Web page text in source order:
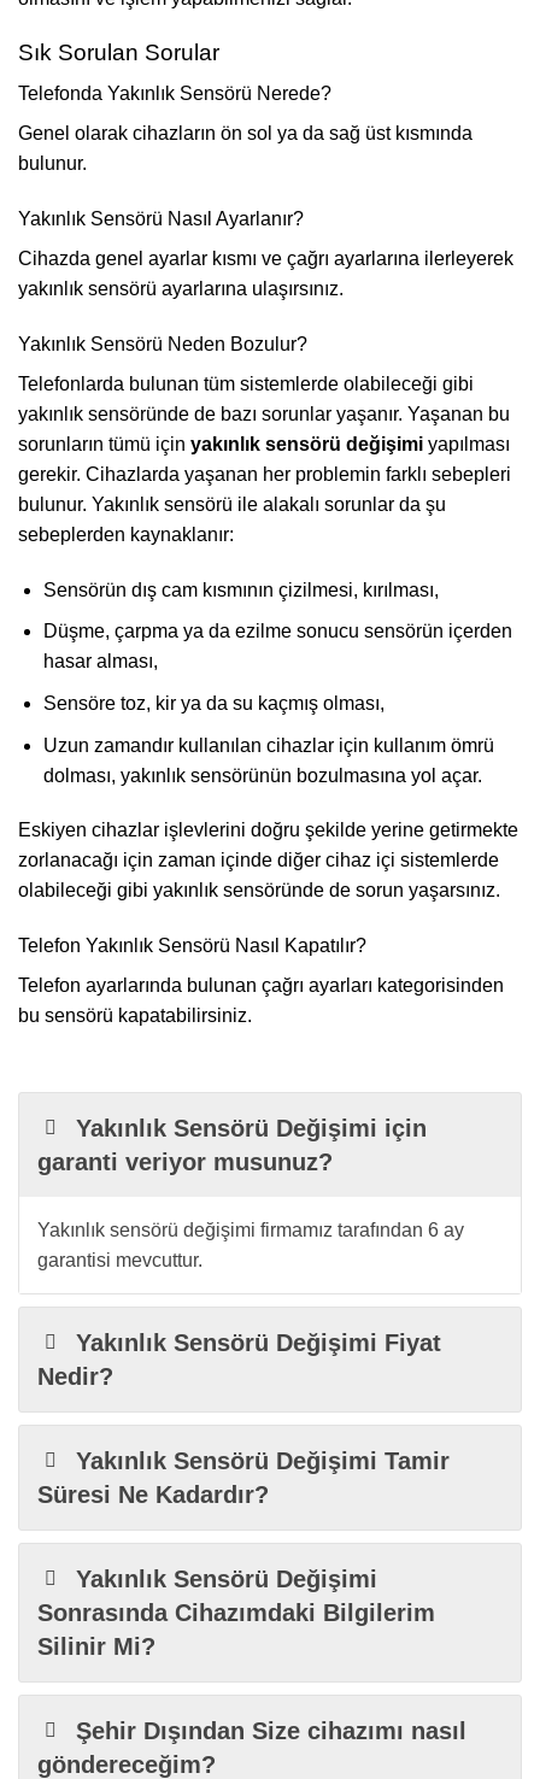
Sık Sorulan Sorular
Telefonda Yakınlık Sensörü Nerede?
Genel olarak cihazların ön sol ya da sağ üst kısmında
bulunur.
Yakınlık Sensörü Nasıl Ayarlanır?
Cihazda genel ayarlar kısmı ve çağrı ayarlarına ilerleyerek
yakınlık sensörü ayarlarına ulaşırsınız.
Yakınlık Sensörü Neden Bozulur?
Telefonlarda bulunan tüm sistemlerde olabileceği gibi
yakınlık sensöründe de bazı sorunlar yaşanır. Yaşanan bu
sorunların tümü için yakınlık sensörü değişimi yapılması
gerekir. Cihazlarda yaşanan her problemin farklı sebepleri
bulunur. Yakınlık sensörü ile alakalı sorunlar da şu
sebeplerden kaynaklanır:
Sensörün dış cam kısmının çizilmesi, kırılması,
Düşme, çarpma ya da ezilme sonucu sensörün içerden
hasar alması,
Sensöre toz, kir ya da su kaçmış olması,
Uzun zamandır kullanılan cihazlar için kullanım ömrü
dolması, yakınlık sensörünün bozulmasına yol açar.
Eskiyen cihazlar işlevlerini doğru şekilde yerine getirmekte
zorlanacağı için zaman içinde diğer cihaz içi sistemlerde
olabileceği gibi yakınlık sensöründe de sorun yaşarsınız.
Telefon Yakınlık Sensörü Nasıl Kapatılır?
Telefon ayarlarında bulunan çağrı ayarları kategorisinden
bu sensörü kapatabilirsiniz.
Yakınlık Sensörü Değişimi için
garanti veriyor musunuz?
Yakınlık sensörü değişimi firmamız tarafından 6 ay
garantisi mevcuttur.
Yakınlık Sensörü Değişimi Fiyat
Nedir?
Yakınlık Sensörü Değişimi Tamir
Süresi Ne Kadardır?
Yakınlık Sensörü Değişimi
Sonrasında Cihazımdaki Bilgilerim
Silinir Mi?
Şehir Dışından Size cihazımı nasıl
göndereceğim?